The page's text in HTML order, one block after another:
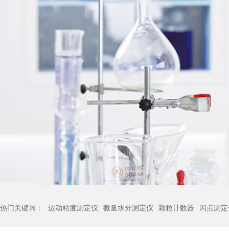
热门关键词： 运动粘度测定仪 微量水分测定仪 颗粒计数器 闪点测